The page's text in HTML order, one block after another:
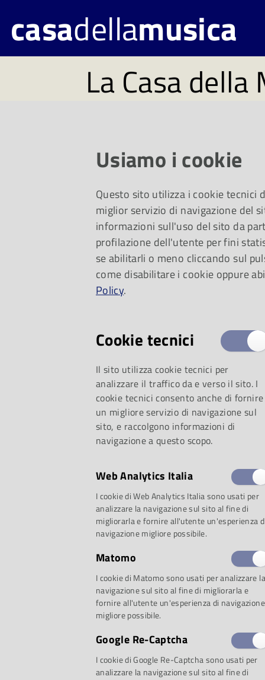
casadellamusica
La Casa
Orari e chiusure
della Musica
24, lunedì 25,
elunedì 1°
Musica (Museo
Museo Casa
Biblioteca
Casa della
pubblico.
Usiamo i cookie
Questo sito utilizza i cookie tecnici
miglior servizio di navigazione del
informazioni sull'uso del sito da
profilazione dell'utente per fini
se abilitarli o meno cliccando sul
come disabilitare i cookie oppure
Policy.
Cookie tecnici
Il sito utilizza cookie tecnici per
analizzare il traffico da e verso il sito. I
cookie tecnici consento anche di fornire
un migliore servizio di navigazione sul
sito, e raccolgono informazioni di
navigazione a questo scopo.
Web Analytics Italia
I cookie di Web Analytics Italia sono usati per
analizzare la navigazione sul sito al fine di
migliorarla e fornire all'utente un'esperienza
navigazione migliore possibile.
Matomo
I cookie di Matomo sono usati per analizzare la
navigazione sul sito al fine di migliorarla e
fornire all'utente un'esperienza di navigazione
migliore possibile.
Google Re-Captcha
I cookie di Google Re-Captcha sono usati per
analizzare la navigazione sul sito al fine di